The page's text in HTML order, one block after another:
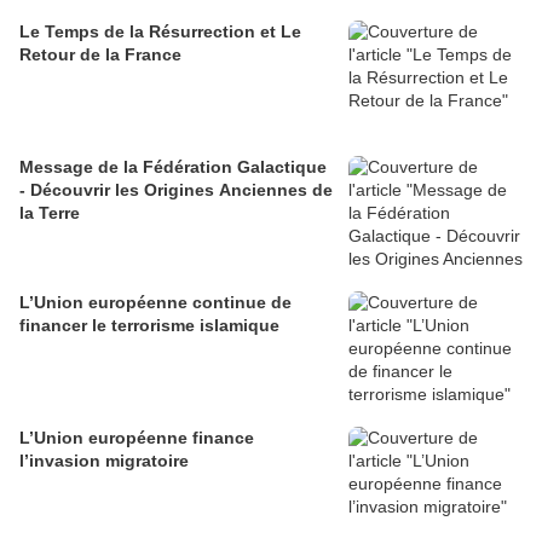
Le Temps de la Résurrection et Le
Retour de la France
Message de la Fédération Galactique
- Découvrir les Origines Anciennes de
la Terre
L’Union européenne continue de
financer le terrorisme islamique
L’Union européenne finance
l’invasion migratoire